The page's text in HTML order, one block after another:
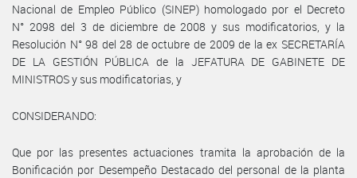
Nacional de Empleo Público (SINEP) homologado por el Decreto
N° 2098 del 3 de diciembre de 2008 y sus modificatorios, y la
Resolución N° 98 del 28 de octubre de 2009 de la ex SECRETARÍA
DE LA GESTIÓN PÚBLICA de la JEFATURA DE GABINETE DE
MINISTROS y sus modificatorias, y
CONSIDERANDO:
Que por las presentes actuaciones tramita la aprobación de la
Bonificación por Desempeño Destacado del personal de la planta